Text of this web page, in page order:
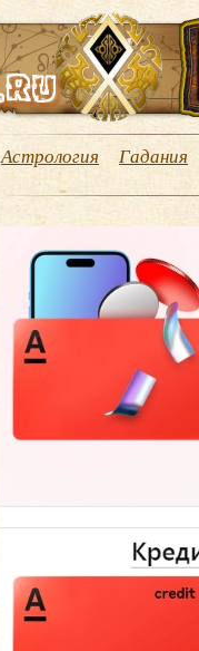
Астрология Гадания